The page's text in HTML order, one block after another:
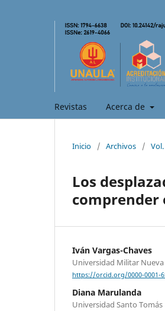
Revistas Acerca de
Inicio / Archivos /
Los
comprender
Iván Vargas-Chaves
Universidad Militar
https://orcid.org/0000-0001-
Diana Marulanda
Universidad Santo Tomás